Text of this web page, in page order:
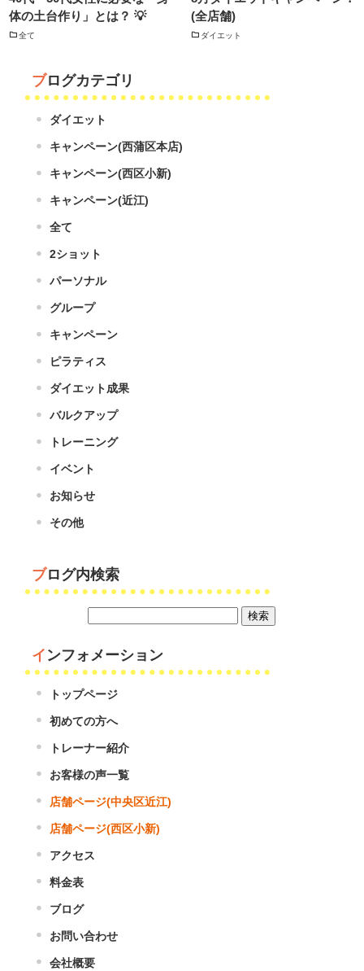
体の土台作り」とは？ 💡
全て
(全店舗)
ダイエット
ブログカテゴリ
ダイエット
キャンペーン(西蒲区本店)
キャンペーン(西区小新)
キャンペーン(近江)
全て
2ショット
パーソナル
グループ
キャンペーン
ピラティス
ダイエット成果
バルクアップ
トレーニング
イベント
お知らせ
その他
ブログ内検索
インフォメーション
トップページ
初めての方へ
トレーナー紹介
お客様の声一覧
店舗ページ(中央区近江)
店舗ページ(西区小新)
アクセス
料金表
ブログ
お問い合わせ
会社概要